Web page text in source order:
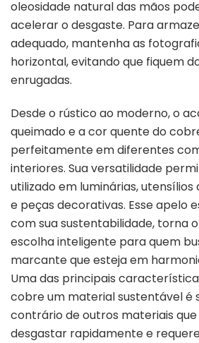
oleosidade natural das mãos
acelerar o desgaste. Para
adequado, mantenha as
horizontal, evitando que fiquem
enrugadas.
Desde o rústico ao moderno, o
queimado e a cor quente do
perfeitamente em diferentes
interiores. Sua versatilidade
utilizado em luminárias, utensílios
e peças decorativas. Esse apelo
com sua sustentabilidade, torna
escolha inteligente para quem
marcante que esteja em
Uma das principais
cobre um material sustentável é
contrário de outros materiais
desgastar rapidamente e